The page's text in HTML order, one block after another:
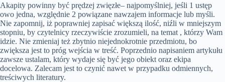
Akapity powinny być prędzej zwięzłe– najpomyślniej, jeśli 1 ustęp
owo jedna, względnie 2 powiązane nawzajem informacje lub myśli.
Nie zapomnij, iż poprawniej zapisać większą ilość, niźli w mniejszym
stopniu, by czytelnicy rzeczywiście zrozumieli, na temat , którzy Wam
idzie. Nie zmieniaj też zbytnio niejednokrotnie przedmiotu, bo
zwiększa jest to próg wejścia w treść. Poprzednio napisaniem artykułu
zawsze ustalam, który wydaje się być jego obiekt oraz ekipa
docelowa. Zalecam jest to czynić nawet w przypadku odmiennych,
treściwych literatury.